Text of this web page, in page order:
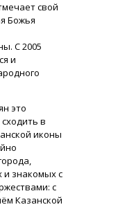
свой
Божья
С 2005
и
это
в
иконы
и знакомых с
с
Казанской